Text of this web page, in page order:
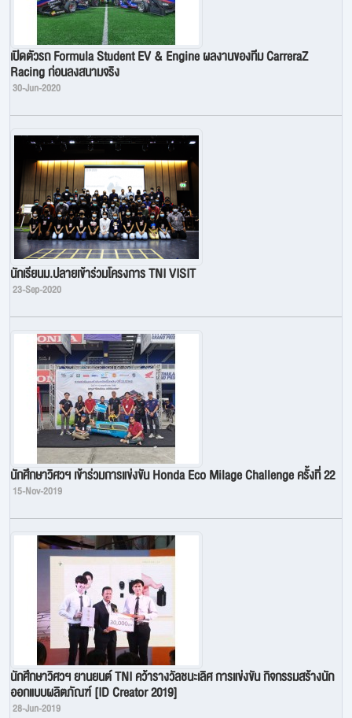
เปิดตัวรถ Formula Student EV & Engine ผลงานของทีม CarreraZ
Racing ก่อนลงสนามจริง
30-Jun-2020
นักเรียนม.ปลายเข้าร่วมโครงการ TNI VISIT
23-Sep-2020
นักศึกษาวิศวฯ เข้าร่วมการแข่งขัน Honda Eco Milage Challenge ครั้งที่ 22
15-Nov-2019
นักศึกษาวิศวฯ ยานยนต์ TNI คว้ารางวัลชนะเลิศ การแข่งขัน กิจกรรมสร้างนัก
ออกแบบผลิตภัณฑ์ [ID Creator 2019]
28-Jun-2019